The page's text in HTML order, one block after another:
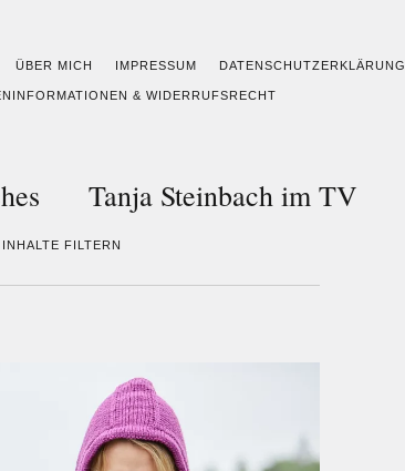
ÜBER MICH IMPRESSUM DATENSCHUTZERKLÄRUNG
& WIDERRUFSRECHT
Tanja Steinbach im TV
INHALTE FILTERN